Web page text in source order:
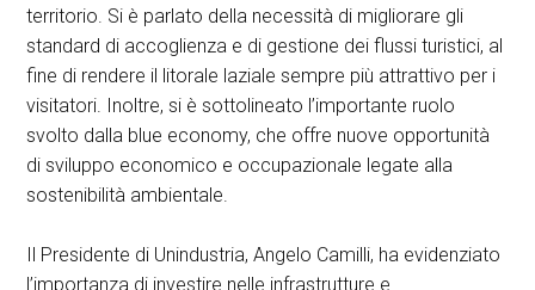
territorio. Si è parlato della necessità di migliorare gli
standard di accoglienza e di gestione dei flussi turistici, al
fine di rendere il litorale laziale sempre più attrattivo per i
visitatori. Inoltre, si è sottolineato l’importante ruolo
svolto dalla blue economy, che offre nuove opportunità
di sviluppo economico e occupazionale legate alla
sostenibilità ambientale.
Il Presidente di Unindustria, Angelo Camilli, ha evidenziato
l’importanza di investire nelle infrastrutture e